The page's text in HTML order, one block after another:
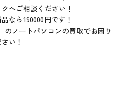
へご相談ください！
なら190000円です！
のノートパソコンの買取でお困り
い！